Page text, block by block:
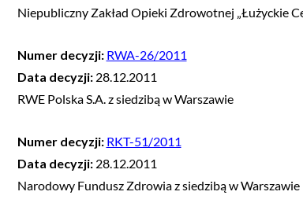
Niepubliczny Zakład Opieki Zdrowotnej „Łużyckie
Numer decyzji: RWA-26/2011
Data decyzji: 28.12.2011
RWE Polska S.A. z siedzibą w Warszawie
Numer decyzji: RKT-51/2011
Data decyzji: 28.12.2011
Narodowy Fundusz Zdrowia z siedzibą w Warszawie